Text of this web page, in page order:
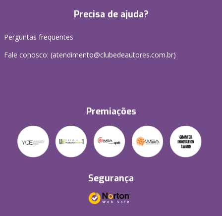
Precisa de ajuda?
Perguntas frequentes
Fale conosco: (atendimento@clubedeautores.com.br)
Premiações
Segurança